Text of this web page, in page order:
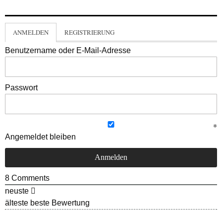
ANMELDEN REGISTRIERUNG
Benutzername oder E-Mail-Adresse
Passwort
Angemeldet bleiben
8 Comments
neuste
älteste beste Bewertung